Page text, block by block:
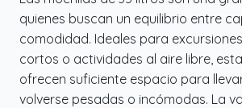
quienes buscan un equilibrio entre
comodidad. Ideales para
cortos o actividades al aire libre,
ofrecen suficiente espacio para
volverse pesadas o incómodas. La